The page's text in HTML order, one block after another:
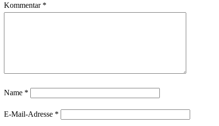
Kommentar *
Name *
E-Mail-Adresse *